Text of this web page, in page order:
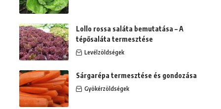
Lollo rossa saláta bemutatása – A
tépősaláta termesztése
Levélzöldségek
Sárgarépa termesztése és gondozása
Gyökérzöldségek